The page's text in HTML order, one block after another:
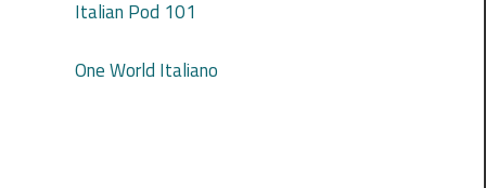
Italian Pod 101
One World Italiano